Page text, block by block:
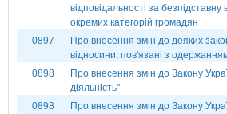
відповідальності за
окремих категорій громадян
0897
Про внесення змін до деяких
відносини, пов'язані з
0898
Про внесення змін до Закону
діяльність"
0898
Про внесення змін до Закону